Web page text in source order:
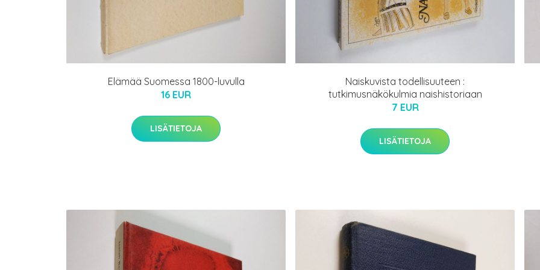
Elämää Suomessa 1800-luvulla
16 EUR
LISÄTIETOJA
Naiskuvista todellisuuteen :
tutkimusnäkökulmia naishistoriaan
7 EUR
LISÄTIETOJA